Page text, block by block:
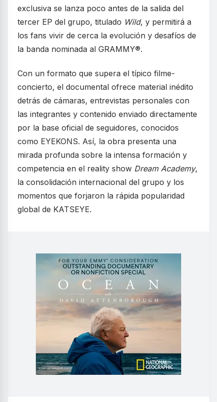
exclusiva se lanza poco antes de la salida del
tercer EP del grupo, titulado Wild, y permitirá a
los fans vivir de cerca la evolución y desafíos de
la banda nominada al GRAMMY®.
Con un formato que supera el típico filme-
concierto, el documental ofrece material inédito
detrás de cámaras, entrevistas personales con
las integrantes y contenido enviado directamente
por la base oficial de seguidores, conocidos
como EYEKONS. Así, la obra presenta una
mirada profunda sobre la intensa formación y
competencia en el reality show Dream Academy,
la consolidación internacional del grupo y los
momentos que forjaron la rápida popularidad
global de KATSEYE.